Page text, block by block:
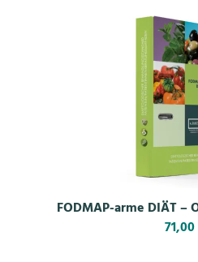
FODMAP-arme DIÄT –
71,00